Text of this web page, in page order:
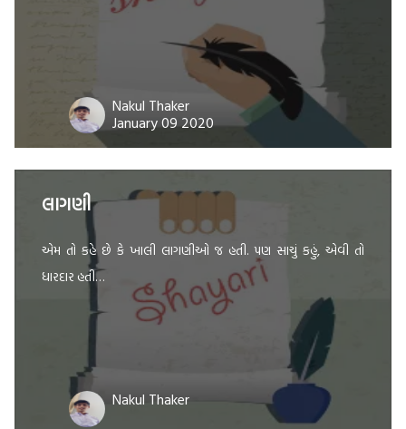
Nakul Thaker
January 09 2020
લાગણી
એમ તો કહે છે કે ખાલી લાગણીઓ જ હતી. પણ સાચું કહું, એવી તો
ધારદાર હતી…
Nakul Thaker